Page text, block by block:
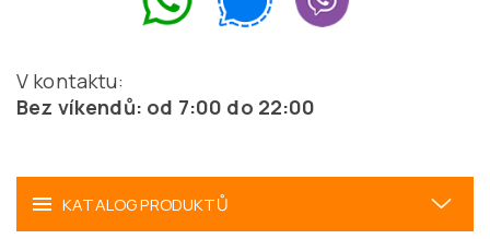
V kontaktu:
Bez víkendů: od 7:00 do 22:00
KATALOG PRODUKTŮ